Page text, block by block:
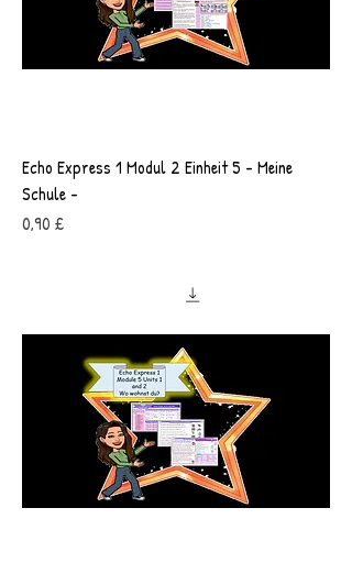
Echo Express 1 Modul 2 Einheit 5 - Meine
Schule -
Preis
0,90 £